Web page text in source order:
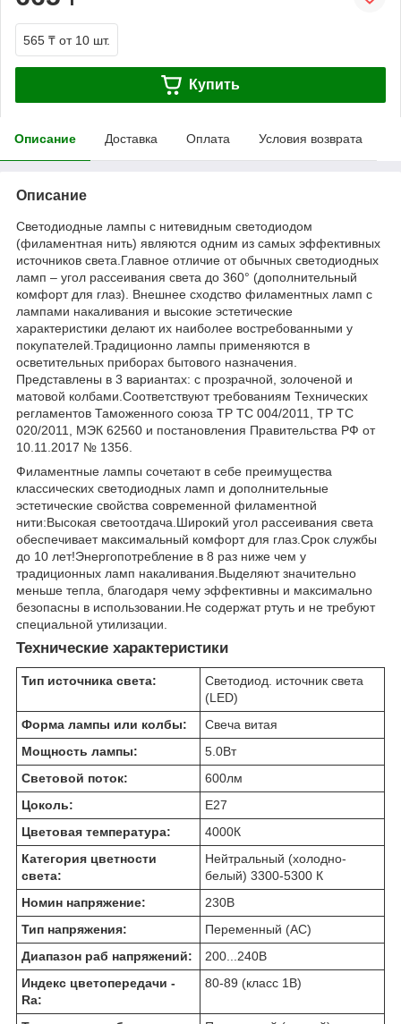
565 ₸ от 10 шт.
Купить
Описание Доставка Оплата Условия возврата
Описание
Светодиодные лампы с нитевидным светодиодом
(филаментная нить) являются одним из самых эффективных
источников света.Главное отличие от обычных светодиодных
ламп – угол рассеивания света до 360° (дополнительный
комфорт для глаз). Внешнее сходство филаментных ламп с
лампами накаливания и высокие эстетические
характеристики делают их наиболее востребованными у
покупателей.Традиционно лампы применяются в
осветительных приборах бытового назначения.
Представлены в 3 вариантах: с прозрачной, золоченой и
матовой колбами.Соответствуют требованиям Технических
регламентов Таможенного союза ТР ТС 004/2011, ТР ТС
020/2011, МЭК 62560 и постановления Правительства РФ от
10.11.2017 № 1356.
Филаментные лампы сочетают в себе преимущества
классических светодиодных ламп и дополнительные
эстетические свойства современной филаментной
нити:Высокая светоотдача.Широкий угол рассеивания света
обеспечивает максимальный комфорт для глаз.Срок службы
до 10 лет!Энергопотребление в 8 раз ниже чем у
традиционных ламп накаливания.Выделяют значительно
меньше тепла, благодаря чему эффективны и максимально
безопасны в использовании.Не содержат ртуть и не требуют
специальной утилизации.
Технические характеристики
Тип источника света:
Светодиод. источник света
(LED)
Форма лампы или колбы:
Свеча витая
Мощность лампы:
5.0Вт
Световой поток:
600лм
Цоколь:
E27
Цветовая температура:
4000К
Категория цветности
света:
Нейтральный (холодно-
белый) 3300-5300 К
Номин напряжение:
230В
Тип напряжения:
Переменный (AC)
Диапазон раб напряжений:
200...240В
Индекс цветопередачи -
Ra:
80-89 (класс 1B)